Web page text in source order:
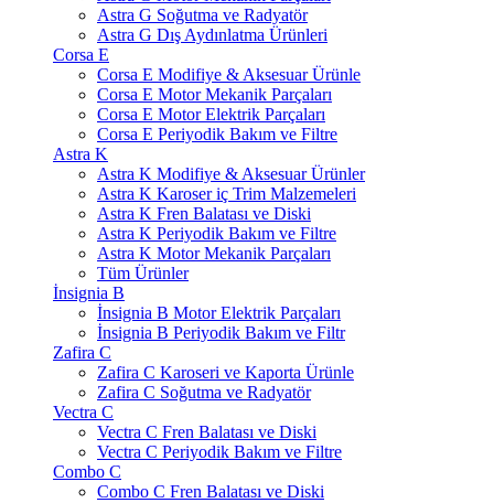
Astra G Soğutma ve Radyatör
Astra G Dış Aydınlatma Ürünleri
Corsa E
Corsa E Modifiye & Aksesuar Ürünle
Corsa E Motor Mekanik Parçaları
Corsa E Motor Elektrik Parçaları
Corsa E Periyodik Bakım ve Filtre
Astra K
Astra K Modifiye & Aksesuar Ürünler
Astra K Karoser iç Trim Malzemeleri
Astra K Fren Balatası ve Diski
Astra K Periyodik Bakım ve Filtre
Astra K Motor Mekanik Parçaları
Tüm Ürünler
İnsignia B
İnsignia B Motor Elektrik Parçaları
İnsignia B Periyodik Bakım ve Filtr
Zafira C
Zafira C Karoseri ve Kaporta Ürünle
Zafira C Soğutma ve Radyatör
Vectra C
Vectra C Fren Balatası ve Diski
Vectra C Periyodik Bakım ve Filtre
Combo C
Combo C Fren Balatası ve Diski